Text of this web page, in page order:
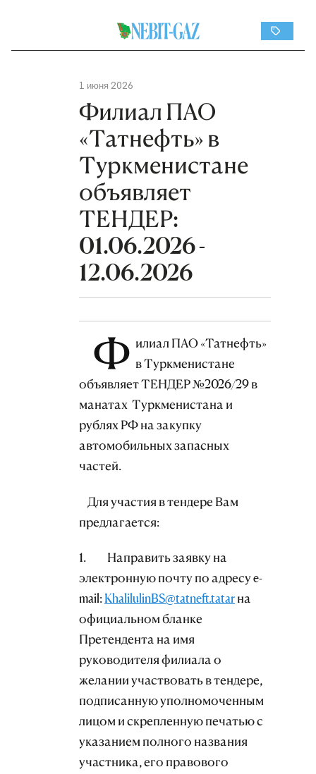
1 июня 2026
Филиал ПАО
«Татнефть» в
Туркменистане
объявляет
ТЕНДЕР:
01.06.2026 -
12.06.2026
Ф илиал ПАО «Татнефть»
в Туркменистане
объявляет ТЕНДЕР №2026/29 в
манатах Туркменистана и
рублях РФ на закупку
автомобильных запасных
частей.
Для участия в тендере Вам
предлагается:
1. Направить заявку на
электронную почту по адресу e-
mail:KhalilulinBS@tatneft.tatarна
официальном бланке
Претендента на имя
руководителя филиала о
желании участвовать в тендере,
подписанную уполномоченным
лицом и скрепленную печатью с
указанием полного названия
участника, его правового